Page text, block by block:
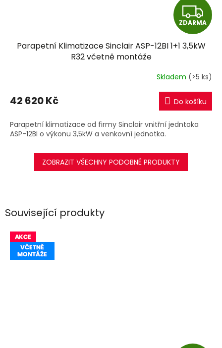
Související produkty
Z
D
A
R
M
A
ZDARMA
Parapetní Klimatizace Sinclair ASP-12BI 1+1 3,5kW
R32 včetně montáže
Skladem (>5 ks)
42 620 Kč Do košíku
Parapetní klimatizace od firmy Sinclair vnitřní jedntoka
ASP-12BI o výkonu 3,5kW a venkovní jednotka.
ZOBRAZIT VŠECHNY PODOBNÉ PRODUKTY